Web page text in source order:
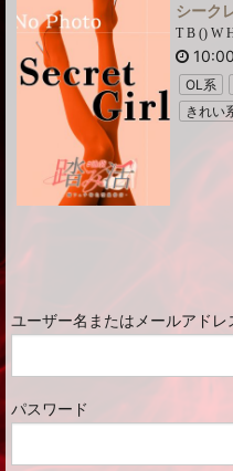
シーク
T B () W
10:00
OL系
きれい
ユーザー名またはメールアドレ
パスワード